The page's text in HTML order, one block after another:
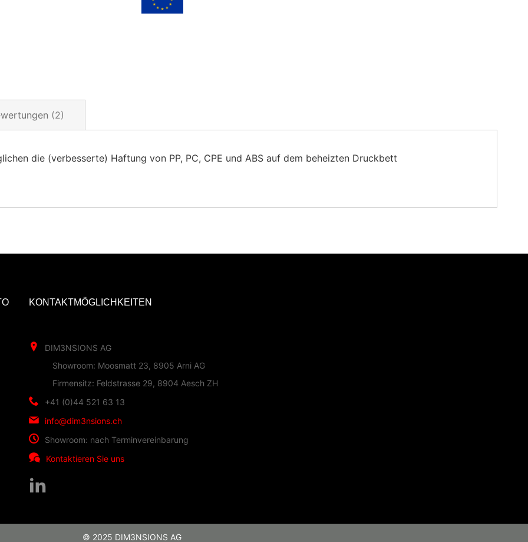
die (verbesserte) Haftung von PP, PC, CPE und ABS auf dem beheizten Druckbett
2
KONTAKTMÖGLICHKEITEN
DIM3NSIONS AG
Showroom: Moosmatt 23, 8905 Arni AG
Firmensitz: Feldstrasse 29, 8904 Aesch ZH
+41 (0)44 521 63 13
info@dim3nsions.ch
Showroom: nach Terminvereinbarung
Kontaktieren Sie uns
© 2025 DIM3NSIONS AG